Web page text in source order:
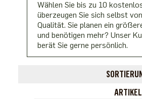
Wählen Sie bis zu 10
überzeugen Sie sich selbst
Qualität. Sie planen ein
und benötigen mehr? Unser
berät Sie gerne persönlich.